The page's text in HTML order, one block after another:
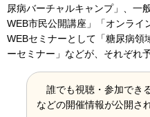
尿病バーチャルキャンプ」、一
WEB市民公開講座」「オンライ
WEBセミナーとして「糖尿病領
ーセミナー」などが、それぞれ
誰でも視聴・参加でき
などの開催情報が公開さ